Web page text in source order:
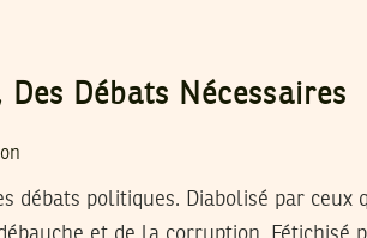
Débats Nécessaires
débats politiques. Diabolisé par ceux